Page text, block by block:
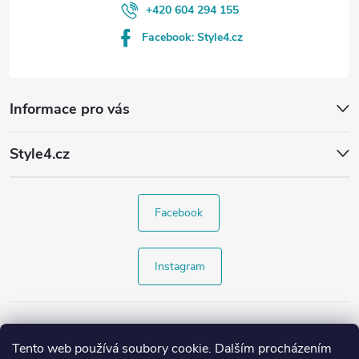
Tento web používá soubory cookie. Dalším procházením
Informace pro vás
Style4.cz
+420 604 294 155
Facebook: Style4.cz
Facebook
Instagram